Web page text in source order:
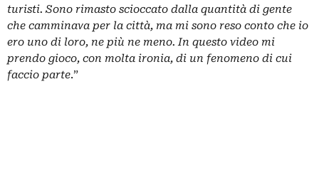
turisti. Sono rimasto scioccato dalla quantità di gente
che camminava per la città, ma mi sono reso conto che io
ero uno di loro, ne più ne meno. In questo video mi
prendo gioco, con molta ironia, di un fenomeno di cui
faccio parte.”